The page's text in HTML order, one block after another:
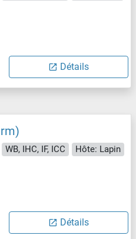
Détails
WB, IHC, IF, ICC
Hôte: Lapin
Détails